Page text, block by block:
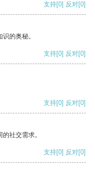
支持[0] 反对[0]
的奥秘。
支持[0] 反对[0]
支持[0] 反对[0]
社交需求。
支持[0] 反对[0]